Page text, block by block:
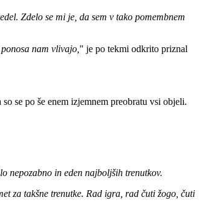
Zdelo se mi je, da sem v tako pomembnem
nam vlivajo " je po tekmi odkrito priznal
se po še enem izjemnem preobratu vsi objeli.
nepozabno in eden najboljših trenutkov.
za takšne trenutke. Rad igra, rad čuti žogo, čuti